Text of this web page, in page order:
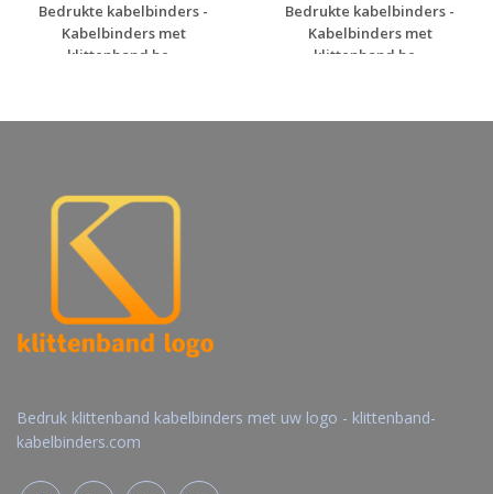
Bedrukte kabelbinders -
Kabelbinders met
klittenband be...
Bedrukte kabelbinders -
Kabelbinders met
klittenband be...
Bedruk klittenband kabelbinders met uw logo - klittenband-
kabelbinders.com